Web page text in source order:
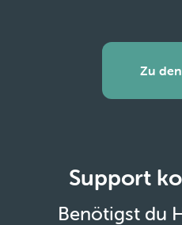
Zu
Support
Benötigst du